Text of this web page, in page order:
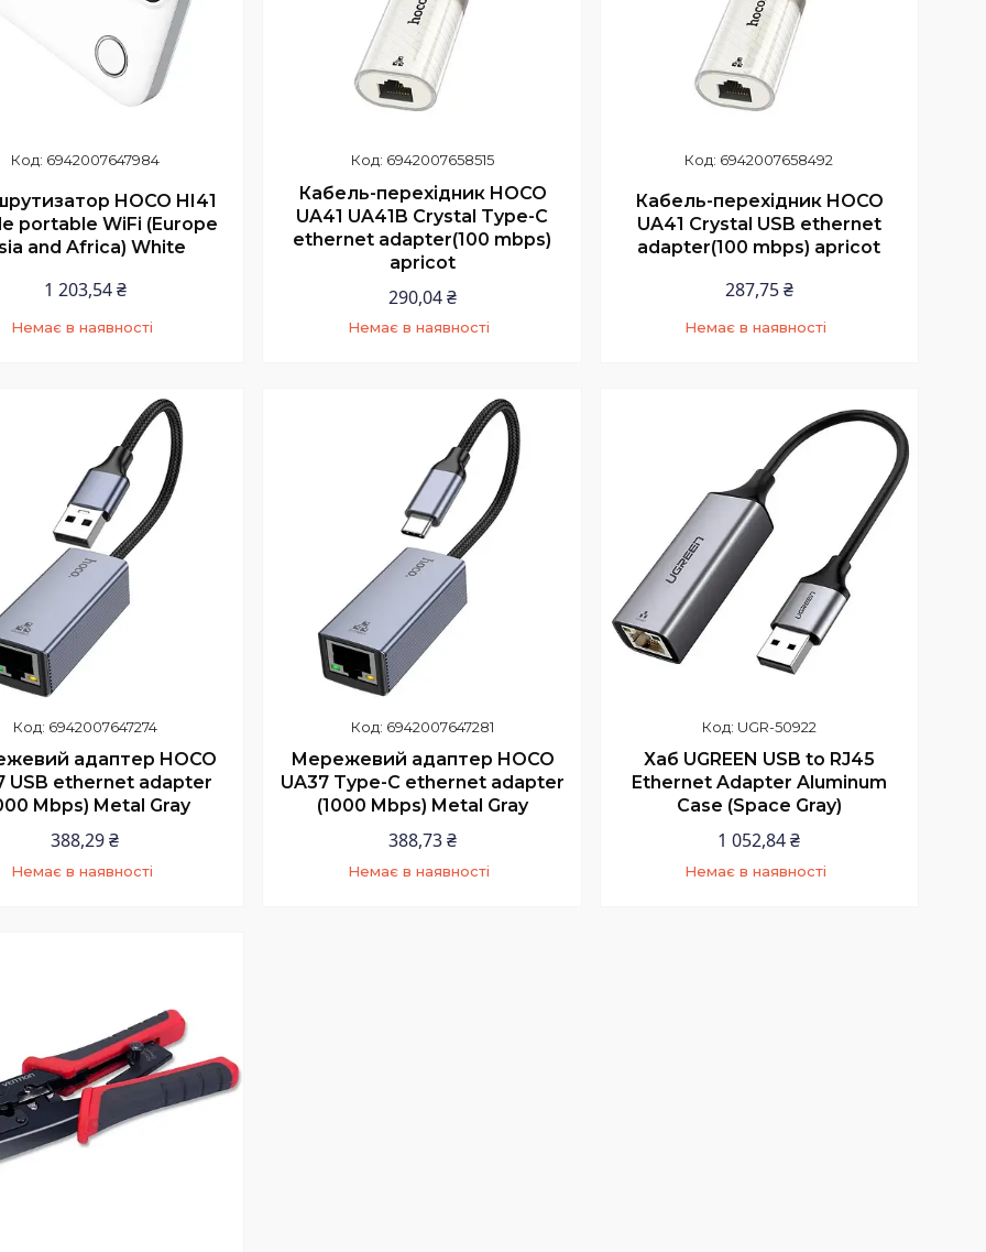
6942007647984
HOCO HI41
portable WiFi (Europe
and Africa) White
1 203,54 ₴
Немає в наявності
+380 (97) 352-73-89
6942007658515
Кабель-перехідник HOCO
UA41 UA41B Crystal Type-C
ethernet adapter(100 mbps)
apricot
290,04 ₴
Немає в наявності
+380 (97) 352-73-89
6942007658492
Кабель-перехідник HOCO
UA41 Crystal USB ethernet
adapter(100 mbps) apricot
287,75 ₴
Немає в наявності
+380 (97) 352-73-89
6942007647274
адаптер HOCO
USB ethernet adapter
Mbps) Metal Gray
388,29 ₴
Немає в наявності
6942007647281
Мережевий адаптер HOCO
UA37 Type-C ethernet adapter
(1000 Mbps) Metal Gray
388,73 ₴
Немає в наявності
UGR-50922
Хаб UGREEN USB to RJ45
Ethernet Adapter Aluminum
Case (Space Gray)
1 052,84 ₴
Немає в наявності